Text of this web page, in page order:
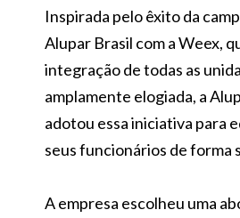
Inspirada pelo êxito da
Alupar Brasil com a Weex,
integração de todas as
amplamente elogiada, a
adotou essa iniciativa para
seus funcionários de forma
A empresa escolheu uma